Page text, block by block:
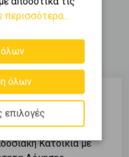
Κατοικία με
περισσότερα...
όλων
επιλογές